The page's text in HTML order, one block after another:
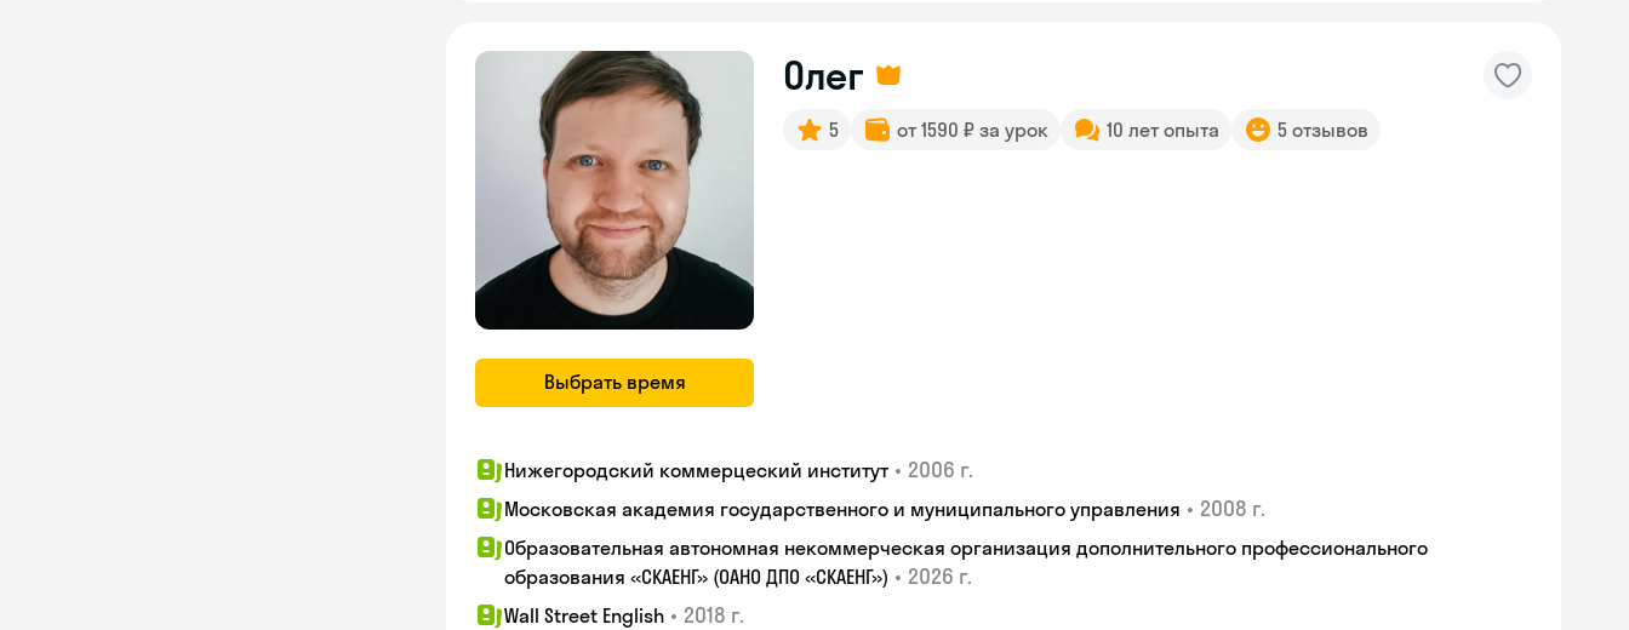
Выбрать время
Олег
5 от 1590 ₽ за урок 10 лет опыта 5 отзывов
Нижегородский коммерцеский институт • 2006 г.
Московская академия государственного и муниципального управления • 2008 г.
Образовательная автономная некоммерческая организация дополнительного профессионального
образования «СКАЕНГ» (ОАНО ДПО «СКАЕНГ») • 2026 г.
Wall Street English • 2018 г.